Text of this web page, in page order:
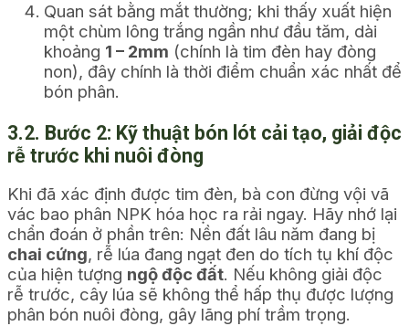
Quan sát bằng mắt thường; khi thấy xuất hiện
một chùm lông trắng ngần như đầu tăm, dài
khoảng 1 – 2mm (chính là tim đèn hay đòng
non), đây chính là thời điểm chuẩn xác nhất để
bón phân.
3.2. Bước 2: Kỹ thuật bón lót cải tạo, giải độc
rễ trước khi nuôi đòng
Khi đã xác định được tim đèn, bà con đừng vội vã
vác bao phân NPK hóa học ra rải ngay. Hãy nhớ lại
chẩn đoán ở phần trên: Nền đất lâu năm đang bị
chai cứng, rễ lúa đang ngạt đen do tích tụ khí độc
của hiện tượng ngộ độc đất. Nếu không giải độc
rễ trước, cây lúa sẽ không thể hấp thụ được lượng
phân bón nuôi đòng, gây lãng phí trầm trọng.